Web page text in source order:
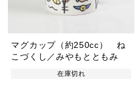
マグカップ（約250cc） ね
こづくし／みやもとともみ
在庫切れ